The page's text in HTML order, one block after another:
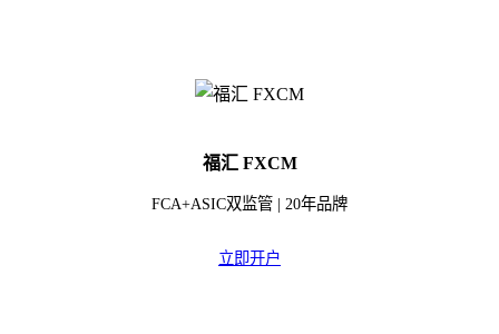
福汇 FXCM
FCA+ASIC双监管 | 20年品牌
立即开户